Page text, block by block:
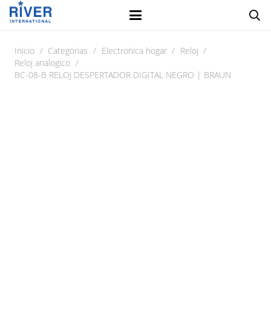
Inicio / Categorias / Electronica hogar / Reloj /
Reloj analogico /
BC-08-B RELOJ DESPERTADOR DIGITAL NEGRO | BRAUN